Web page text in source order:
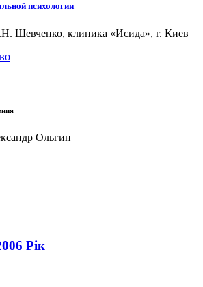
психологии
Шевченко, клиника «Исида», г. Киев
Ольгин
Рік